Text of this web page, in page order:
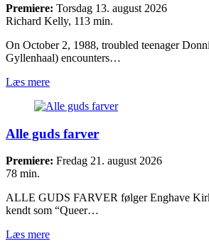
Premiere: Torsdag 13. august 2026
Richard Kelly, 113 min.
On October 2, 1988, troubled teenager
Gyllenhaal) encounters…
Læs mere
Alle guds farver
Premiere: Fredag 21. august 2026
78 min.
ALLE GUDS FARVER følger Enghave
kendt som “Queer…
Læs mere